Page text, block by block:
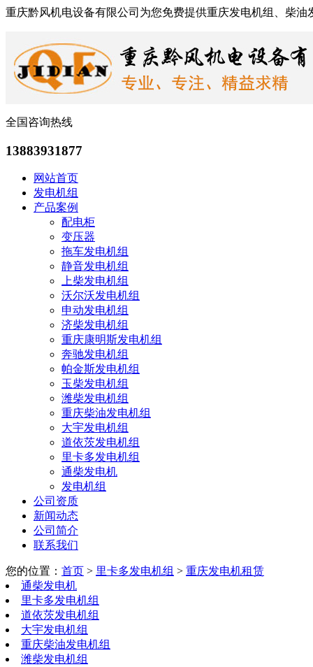
重庆黔风机电设备有限公司为您免费提供重庆发电机组、柴
全国咨询热线
13883931877
网站首页
发电机组
产品案例
配电柜
变压器
拖车发电机组
静音发电机组
上柴发电机组
沃尔沃发电机组
申动发电机组
济柴发电机组
重庆康明斯发电机组
奔驰发电机组
帕金斯发电机组
玉柴发电机组
潍柴发电机组
重庆柴油发电机组
大宇发电机组
道依茨发电机组
里卡多发电机组
通柴发电机
发电机组
公司资质
新闻动态
公司简介
联系我们
您的位置： 首页 > 里卡多发电机组 > 重庆发电机租赁
通柴发电机
里卡多发电机组
道依茨发电机组
大宇发电机组
重庆柴油发电机组
潍柴发电机组